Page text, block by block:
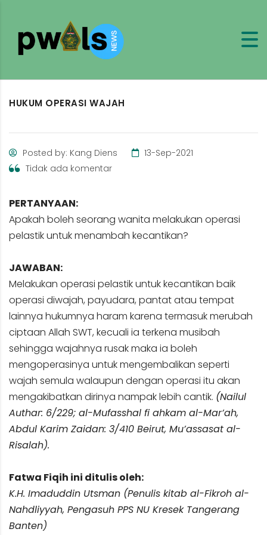
HUKUM OPERASI WAJAH
Posted by: Kang Diens
13-Sep-2021
Tidak ada komentar
PERTANYAAN:
Apakah boleh seorang wanita melakukan operasi
pelastik untuk menambah kecantikan?
JAWABAN:
Melakukan operasi pelastik untuk kecantikan baik
operasi diwajah, payudara, pantat atau tempat
lainnya hukumnya haram karena termasuk merubah
ciptaan Allah SWT, kecuali ia terkena musibah
sehingga wajahnya rusak maka ia boleh
mengoperasinya untuk mengembalikan seperti
wajah semula walaupun dengan operasi itu akan
mengakibatkan dirinya nampak lebih cantik. (Nailul
Authar: 6/229; al-Mufasshal fi ahkam al-Mar’ah,
Abdul Karim Zaidan: 3/410 Beirut, Mu’assasat al-
Risalah).
Fatwa Fiqih ini ditulis oleh:
K.H. Imaduddin Utsman (Penulis kitab al-Fikroh al-
Nahdliyyah, Pengasuh PPS NU Kresek Tangerang
Banten)